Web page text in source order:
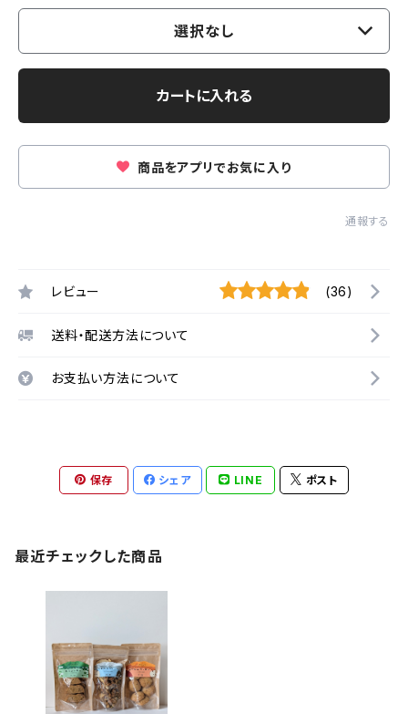
選択なし
カートに入れる
商品をアプリでお気に入り
通報する
レビュー (36)
送料・配送方法について
お支払い方法について
保存 シェア LINE ポスト
最近チェックした商品